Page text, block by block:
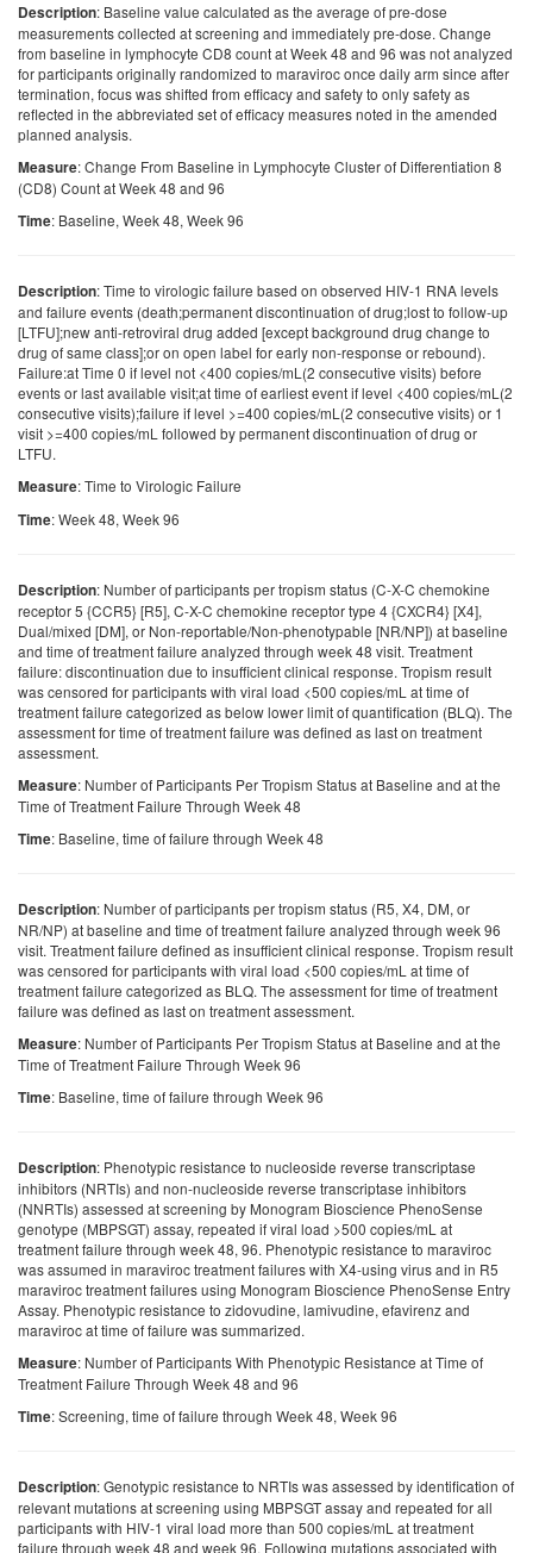
Description: Baseline value calculated as the average of pre-dose
measurements collected at screening and immediately pre-dose. Change
from baseline in lymphocyte CD8 count at Week 48 and 96 was not analyzed
for participants originally randomized to maraviroc once daily arm since after
termination, focus was shifted from efficacy and safety to only safety as
reflected in the abbreviated set of efficacy measures noted in the amended
planned analysis.
Measure: Change From Baseline in Lymphocyte Cluster of Differentiation 8
(CD8) Count at Week 48 and 96
Time: Baseline, Week 48, Week 96
Description: Time to virologic failure based on observed HIV-1 RNA levels
and failure events (death;permanent discontinuation of drug;lost to follow-up
[LTFU];new anti-retroviral drug added [except background drug change to
drug of same class];or on open label for early non-response or rebound).
Failure:at Time 0 if level not <400 copies/mL(2 consecutive visits) before
events or last available visit;at time of earliest event if level <400 copies/mL(2
consecutive visits);failure if level >=400 copies/mL(2 consecutive visits) or 1
visit >=400 copies/mL followed by permanent discontinuation of drug or
LTFU.
Measure: Time to Virologic Failure
Time: Week 48, Week 96
Description: Number of participants per tropism status (C-X-C chemokine
receptor 5 {CCR5} [R5], C-X-C chemokine receptor type 4 {CXCR4} [X4],
Dual/mixed [DM], or Non-reportable/Non-phenotypable [NR/NP]) at baseline
and time of treatment failure analyzed through week 48 visit. Treatment
failure: discontinuation due to insufficient clinical response. Tropism result
was censored for participants with viral load <500 copies/mL at time of
treatment failure categorized as below lower limit of quantification (BLQ). The
assessment for time of treatment failure was defined as last on treatment
assessment.
Measure: Number of Participants Per Tropism Status at Baseline and at the
Time of Treatment Failure Through Week 48
Time: Baseline, time of failure through Week 48
Description: Number of participants per tropism status (R5, X4, DM, or
NR/NP) at baseline and time of treatment failure analyzed through week 96
visit. Treatment failure defined as insufficient clinical response. Tropism result
was censored for participants with viral load <500 copies/mL at time of
treatment failure categorized as BLQ. The assessment for time of treatment
failure was defined as last on treatment assessment.
Measure: Number of Participants Per Tropism Status at Baseline and at the
Time of Treatment Failure Through Week 96
Time: Baseline, time of failure through Week 96
Description: Phenotypic resistance to nucleoside reverse transcriptase
inhibitors (NRTIs) and non-nucleoside reverse transcriptase inhibitors
(NNRTIs) assessed at screening by Monogram Bioscience PhenoSense
genotype (MBPSGT) assay, repeated if viral load >500 copies/mL at
treatment failure through week 48, 96. Phenotypic resistance to maraviroc
was assumed in maraviroc treatment failures with X4-using virus and in R5
maraviroc treatment failures using Monogram Bioscience PhenoSense Entry
Assay. Phenotypic resistance to zidovudine, lamivudine, efavirenz and
maraviroc at time of failure was summarized.
Measure: Number of Participants With Phenotypic Resistance at Time of
Treatment Failure Through Week 48 and 96
Time: Screening, time of failure through Week 48, Week 96
Description: Genotypic resistance to NRTIs was assessed by identification of
relevant mutations at screening using MBPSGT assay and repeated for all
participants with HIV-1 viral load more than 500 copies/mL at treatment
failure through week 48 and week 96. Following mutations associated with